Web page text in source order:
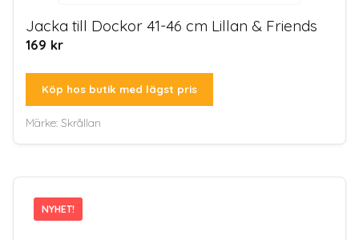
Jacka till Dockor 41-46 cm Lillan & Friends
169 kr
Köp hos butik med lägst pris
Märke: Skrållan
NYHET!
NYHET!